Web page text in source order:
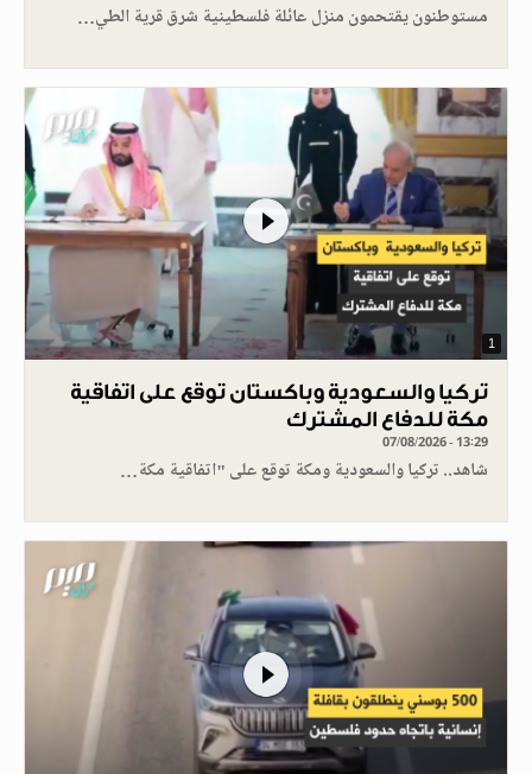
مستوطنون يقتحمون منزل عائلة فلسطينية شرق قرية الطي…
1
تركيا والسعودية وباكستان توقع على اتفاقية
مكة للدفاع المشترك
07/08/2026 - 13:29
شاهد.. تركيا والسعودية ومكة توقع على "اتفاقية مكة…